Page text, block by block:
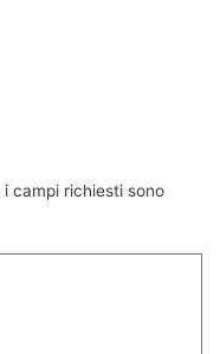
i campi richiesti sono